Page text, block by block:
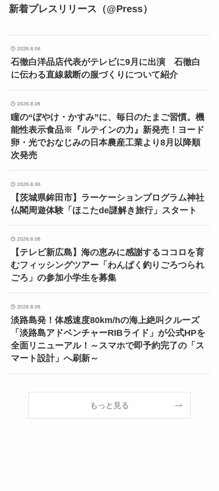
新着プレスリリース（@Press）
2026.8.06
石徹白洋品店代表がテレビに9月に出演 石徹白
に伝わる直線裁断の服づくりについて紹介
2026.8.06
瞳の“ぼやけ・かすみ”に、毎日のたまご習慣。機
能性表示食品※『ルテインの力』新発売！ヨード
卵・光でおなじみの日本農産工業より8月以降順
次発売
2026.8.06
【茨城県鉾田市】ラーケーションプログラム神社
仏閣周遊体験「ほこたde謎解き旅行」スタート
2026.8.06
【テレビ新広島】海の恵みに感謝するココロを育
むフィッシングツアー「わんぱく釣りごろつられ
ごろ」の参加小学生を募集
2026.8.06
淡路島発！体感速度80km/hの海上絶叫クルーズ
「淡路島アドベンチャーRIBライド」が公式HPを
全面リニューアル！～スマホで即予約完了の「ス
マート設計」へ刷新～
もっと見る